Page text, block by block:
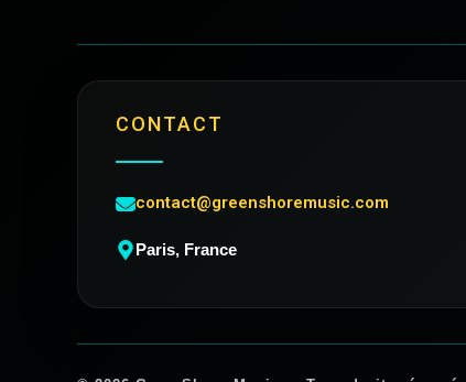
CONTACT
contact@greenshoremusic.com
Paris, France